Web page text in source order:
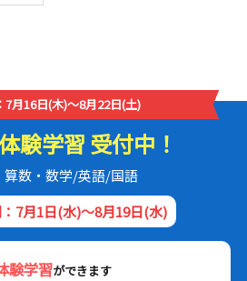
7月16日(木)～8月22日(土)
験学習 受付中！
算数・数学/英語/国語
7月1日(水)～8月19日(水)
験学習ができます